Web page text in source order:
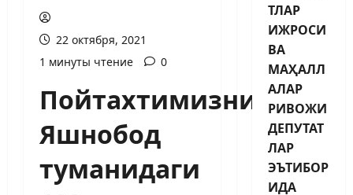
22 октября, 2021
1 минуты чтение
0
Пойтахтимизнинг
Яшнобод
туманидаги
ТЛАР
ИЖРОСИ
ВА
МАҲАЛЛ
АЛАР
РИВОЖИ
ДЕПУТАТ
ЛАР
ЭЪТИБОР
ИДА